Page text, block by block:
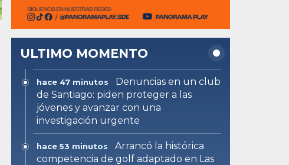
ULTIMO MOMENTO
hace 47 minutos
Denuncias en un club
de Santiago: piden proteger a las
jóvenes y avanzar con una
investigación urgente
hace 53 minutos
Arrancó la histórica
competencia de golf adaptado en Las